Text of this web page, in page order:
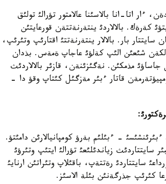
ءار اتا-انا بالاسئنا عالامتور تؤرالئ تولئق
كةرةك. بالالاردئ ينتةرنةتتةن قورعايتئن
بار. بالالار ينتةرنةتتئ اقتارئپ وتئرئپ،
ذلكةن شئعئن الئپ كةلؤئ عاجاپ ةمةس. بذدان
جاساؤئ مذمكئن. نةگئزئنةن، قازئر بالالاردئث
قاتار ءبئر مةزگئل كئتاپ وقؤ دا -
- ءبئلئم بةرؤ كومپانيالارئن دامئتؤ.
سايتتاردئث زياندئلئعئ تؤرالئ ايتئپ وتئرؤئ
سايتتاردئ رةتتةپ، باقئلاپ وتئراتئن ارنايئ
كئرئپ جذرگةنئن بئلة الاسئز.